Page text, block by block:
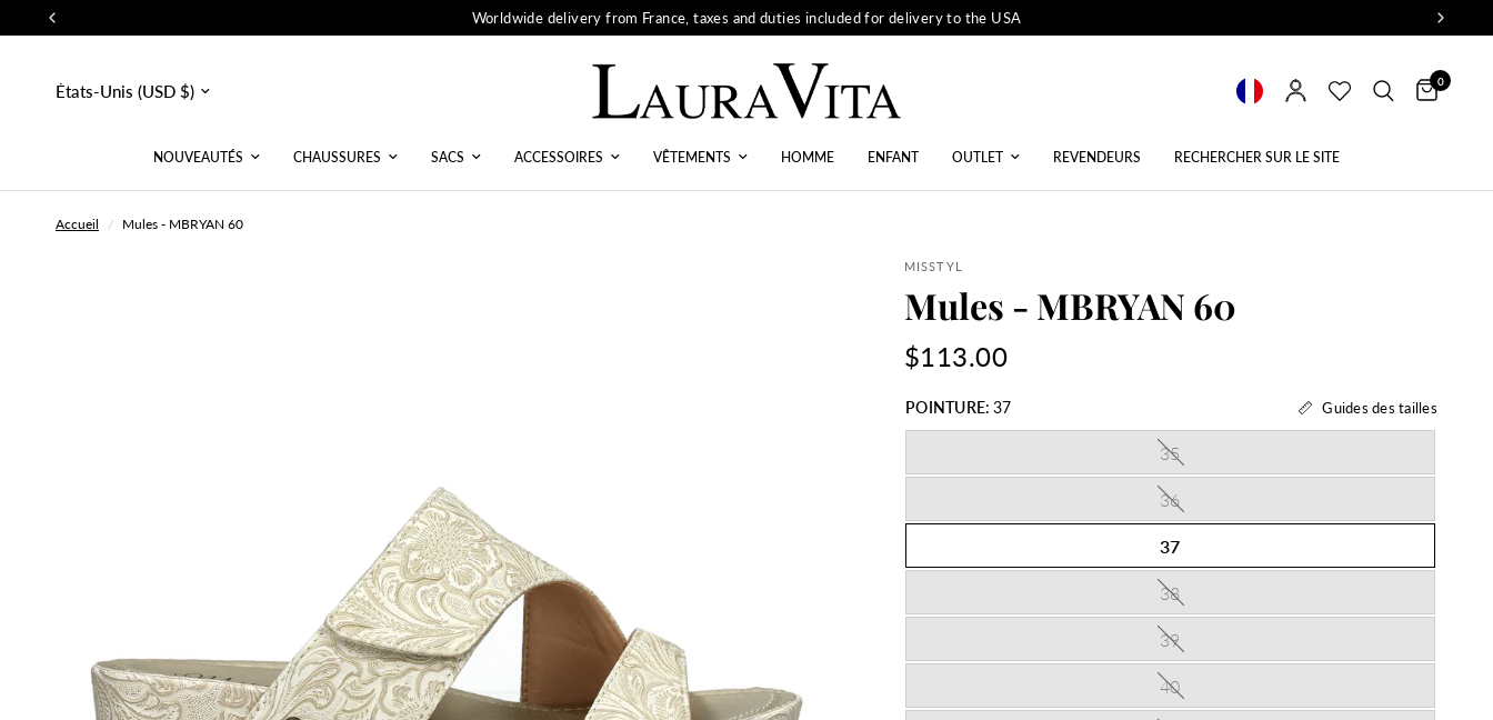
Worldwide delivery from France, taxes and duties included for delivery to the USA
Mettre
à
0
NOUVEAUTÉS CHAUSSURES SACS ACCESSOIRES VÊTEMENTS HOMME ENFANT OUTLET REVENDEURS RECHERCHER SUR LE SITE
Accueil / Mules - MBRYAN 60
MISSTYL
Mules - MBRYAN 60
$113.00
POINTURE: 37 Guides des tailles
35
36
37
38
39
40